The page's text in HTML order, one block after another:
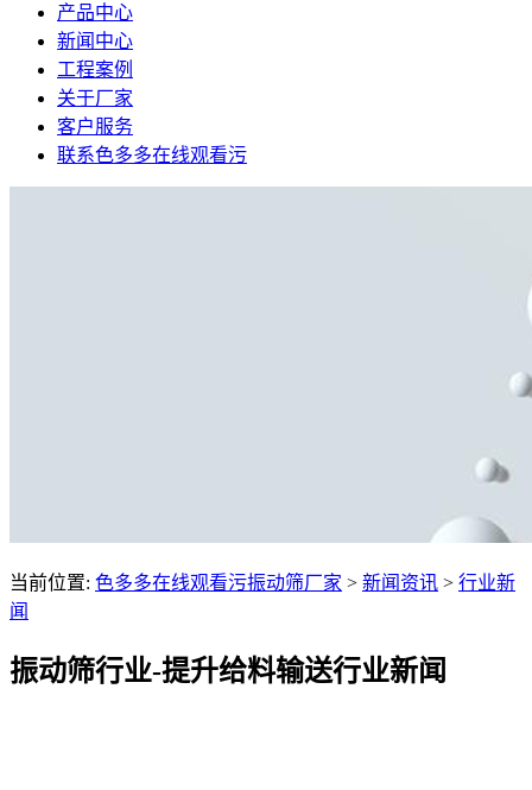
产品中心
新闻中心
工程案例
关于厂家
客户服务
联系色多多在线观看污
当前位置: 色多多在线观看污振动筛厂家 > 新闻资讯 > 行业新
闻
振动筛行业-提升给料输送行业新闻